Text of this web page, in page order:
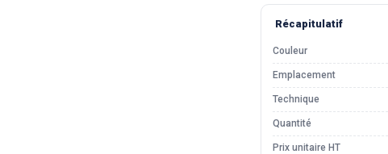
Récapitulatif
Couleur
Emplacement
Technique
Quantité
Prix unitaire HT